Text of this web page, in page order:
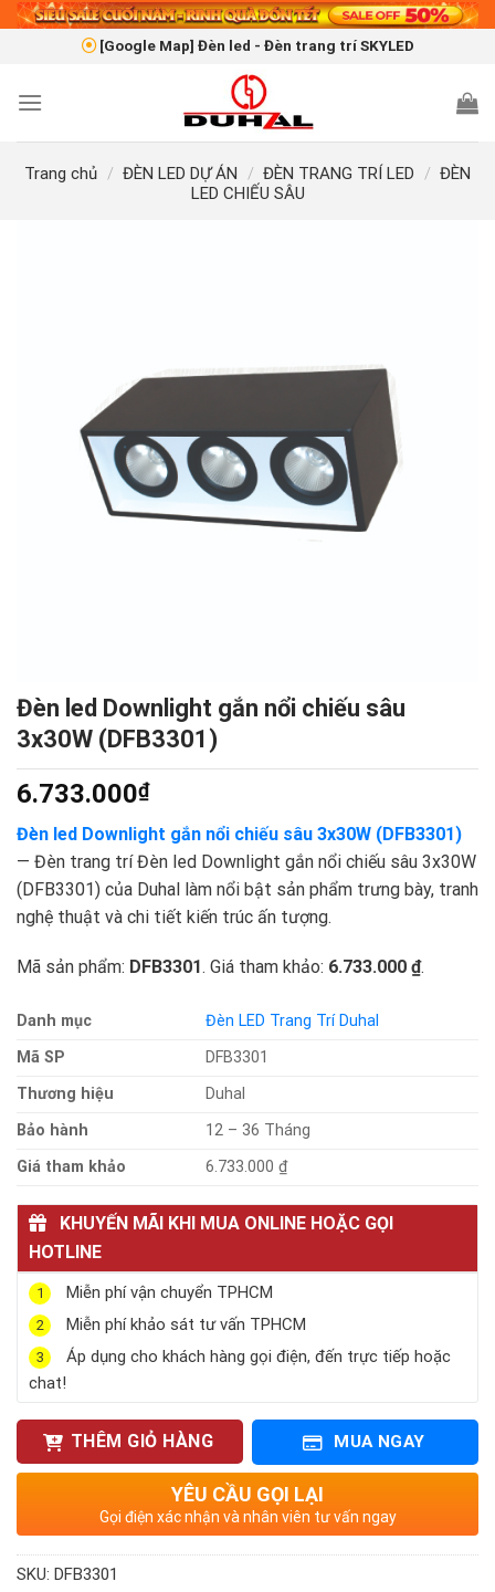
Skip
[Google Map] Đèn led - Đèn trang trí SKYLED
Trang chủ / ĐÈN LED DỰ ÁN / ĐÈN TRANG TRÍ LED / ĐÈN
LED CHIẾU SÂU
Đèn led Downlight gắn nổi chiếu sâu
3x30W (DFB3301)
6.733.000₫
Đèn led Downlight gắn nổi chiếu sâu 3x30W (DFB3301)
— Đèn trang trí Đèn led Downlight gắn nổi chiếu sâu 3x30W
(DFB3301) của Duhal làm nổi bật sản phẩm trưng bày, tranh
nghệ thuật và chi tiết kiến trúc ấn tượng.
Mã sản phẩm: DFB3301. Giá tham khảo: 6.733.000 ₫.
Danh mục
Đèn LED Trang Trí Duhal
Mã SP
DFB3301
Thương hiệu
Duhal
Bảo hành
12 – 36 Tháng
Giá tham khảo
6.733.000 ₫
KHUYẾN MÃI KHI MUA ONLINE HOẶC GỌI
HOTLINE
1 Miễn phí vận chuyển TPHCM
2 Miễn phí khảo sát tư vấn TPHCM
3
Áp dụng cho khách hàng gọi điện, đến trực tiếp hoặc
chat!
THÊM GIỎ HÀNG MUA NGAY
YÊU CẦU GỌI LẠI
Gọi điện xác nhận và nhân viên tư vấn ngay
SKU: DFB3301